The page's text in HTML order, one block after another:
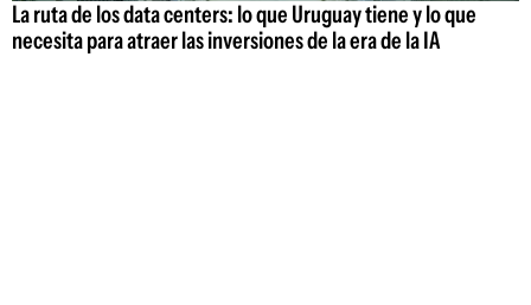
La ruta de los data centers: lo que Uruguay tiene y lo que
necesita para atraer las inversiones de la era de la IA